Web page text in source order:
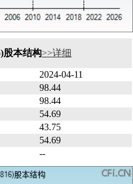
股本结构>>详细
2024-04-11
98.44
98.44
54.69
43.75
54.69
--